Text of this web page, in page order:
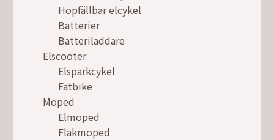
Hopfällbar elcykel
Batterier
Batteriladdare
Elscooter
Elsparkcykel
Fatbike
Moped
Elmoped
Flakmoped